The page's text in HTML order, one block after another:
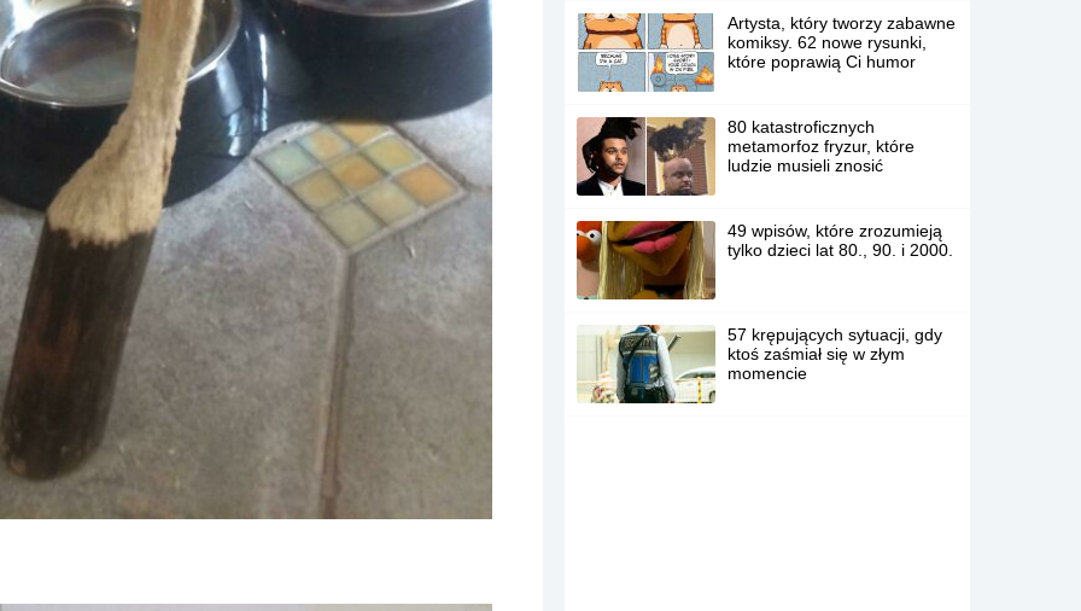
Artysta, który tworzy zabawne
komiksy. 62 nowe rysunki,
które poprawią Ci humor
80 katastroficznych
metamorfoz fryzur, które
ludzie musieli znosić
49 wpisów, które zrozumieją
tylko dzieci lat 80., 90. i 2000.
57 krępujących sytuacji, gdy
ktoś zaśmiał się w złym
momencie